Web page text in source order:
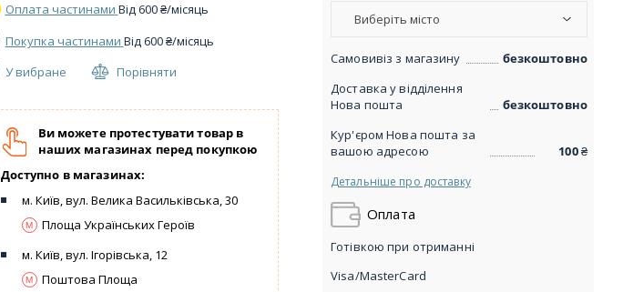
Оплата частинами Вiд 600₴/місяць
Покупка частинами Вiд 600₴/місяць
У вибране
Порівняти
Ви можете протестувати товар в
наших магазинах перед покупкою
Доступно в магазинах:
м. Київ, вул. Велика Васильківська, 30
Площа Українських Героїв
м. Київ, вул. Ігорівська, 12
Поштова Площа
Виберіть місто
Самовивіз з магазину
безкоштовно
Доставка у відділення
Нова пошта
безкоштовно
Кур'єром Нова пошта за
вашою адресою
100₴
Детальніше про доставку
Оплата
Visa/MasterCard
Готівкою при отриманні